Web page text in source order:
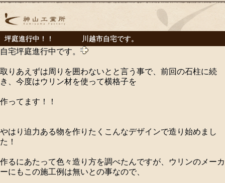
坪庭進行中！！ 川越市自宅です。
自宅坪庭進行中です。
取りあえずは周りを囲わないとと言う事で、前回の石柱に続
き、今度はウリン材を使って横格子を
作ってます！！
やはり迫力ある物を作りたくこんなデザインで造り始めまし
た！
作るにあたって色々造り方を調べたんですが、ウリンのメーカ
ーにもこの施工例は無いとの事なので、